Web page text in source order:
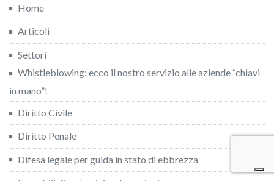
Home
Articoli
Settori
Whistleblowing: ecco il nostro servizio alle aziende “chiavi
in mano”!
Diritto Civile
Diritto Penale
Difesa legale per guida in stato di ebbrezza